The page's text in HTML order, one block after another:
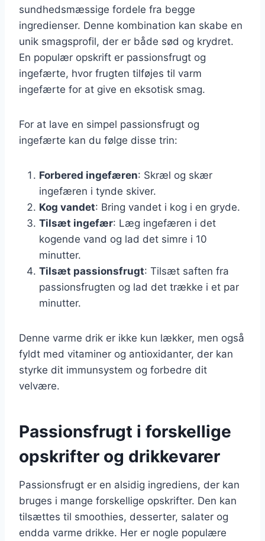
sundhedsmæssige fordele fra begge
ingredienser. Denne kombination kan skabe en
unik smagsprofil, der er både sød og krydret.
En populær opskrift er passionsfrugt og
ingefærte, hvor frugten tilføjes til varm
ingefærte for at give en eksotisk smag.
For at lave en simpel passionsfrugt og
ingefærte kan du følge disse trin:
Forbered ingefæren: Skræl og skær
ingefæren i tynde skiver.
Kog vandet: Bring vandet i kog i en gryde.
Tilsæt ingefær: Læg ingefæren i det
kogende vand og lad det simre i 10
minutter.
Tilsæt passionsfrugt: Tilsæt saften fra
passionsfrugten og lad det trække i et par
minutter.
Denne varme drik er ikke kun lækker, men også
fyldt med vitaminer og antioxidanter, der kan
styrke dit immunsystem og forbedre dit
velvære.
Passionsfrugt i forskellige
opskrifter og drikkevarer
Passionsfrugt er en alsidig ingrediens, der kan
bruges i mange forskellige opskrifter. Den kan
tilsættes til smoothies, desserter, salater og
endda varme drikke. Her er nogle populære